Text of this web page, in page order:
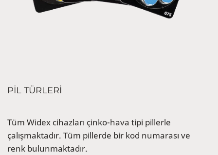
PİL TÜRLERİ
Tüm Widex cihazları çinko-hava tipi pillerle
çalışmaktadır. Tüm pillerde bir kod numarası ve
renk bulunmaktadır.